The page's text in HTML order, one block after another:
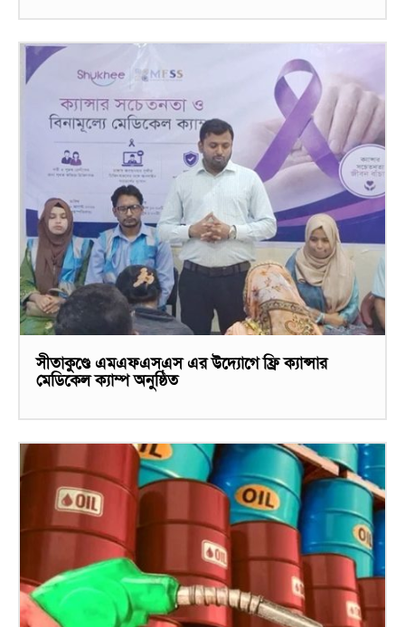
সীতাকুণ্ডে এমএফএসএস এর উদ্যোগে ফ্রি ক্যান্সার
মেডিকেল ক্যাম্প অনুষ্ঠিত